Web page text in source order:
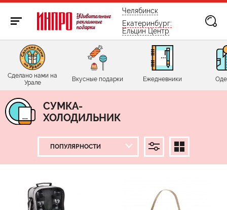
бесплатно по России
Челябинск
Екатеринбург:
Ельцин Центр
Сделано нами на
Урале
Вкусные подарки Ежедневники
СУМКА-
ХОЛОДИЛЬНИК
ЦЕНА